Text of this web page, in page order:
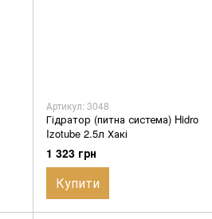
Артикул: 3048
Гідратор (питна система) Hidro
Izotube 2.5л Хакі
1 323 грн
Купити